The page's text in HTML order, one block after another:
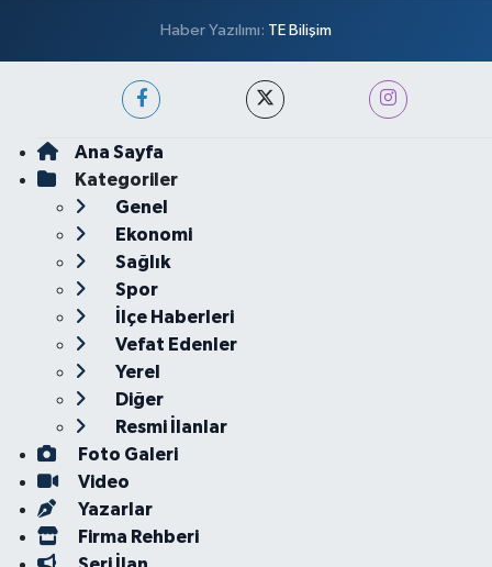
Haber Yazılımı: TE Bilişim
Ana Sayfa
Kategoriler
Genel
Ekonomi
Sağlık
Spor
İlçe Haberleri
Vefat Edenler
Yerel
Diğer
Resmi İlanlar
Foto Galeri
Video
Yazarlar
Firma Rehberi